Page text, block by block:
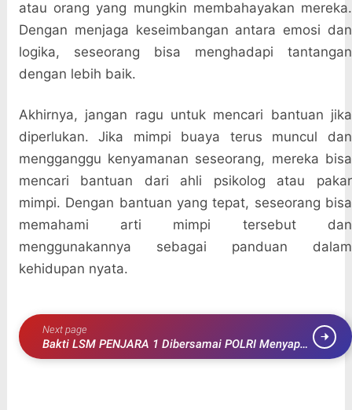
atau orang yang mungkin membahayakan mereka.
Dengan menjaga keseimbangan antara emosi dan
logika, seseorang bisa menghadapi tantangan
dengan lebih baik.
Akhirnya, jangan ragu untuk mencari bantuan jika
diperlukan. Jika mimpi buaya terus muncul dan
mengganggu kenyamanan seseorang, mereka bisa
mencari bantuan dari ahli psikolog atau pakar
mimpi. Dengan bantuan yang tepat, seseorang bisa
memahami arti mimpi tersebut dan
menggunakannya sebagai panduan dalam
kehidupan nyata.
Next page
Bakti LSM PENJARA 1 Dibersamai POLRI Menyapa
Masjid An Nur, Gunungkidul: Mushaf Al-Qur’an,